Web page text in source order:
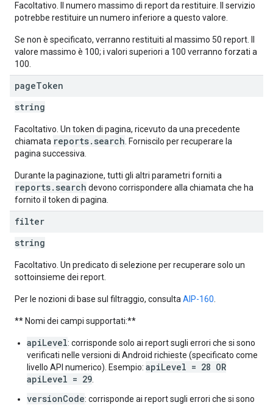
Facoltativo. Il numero massimo di report da restituire. Il servizio
potrebbe restituire un numero inferiore a questo valore.
Se non è specificato, verranno restituiti al massimo 50 report. Il
valore massimo è 100; i valori superiori a 100 verranno forzati a
100.
pageToken
string
Facoltativo. Un token di pagina, ricevuto da una precedente
chiamata reports.search . Forniscilo per recuperare la
pagina successiva.
Durante la paginazione, tutti gli altri parametri forniti a
reports.search devono corrispondere alla chiamata che ha
fornito il token di pagina.
filter
string
Facoltativo. Un predicato di selezione per recuperare solo un
sottoinsieme dei report.
Per le nozioni di base sul filtraggio, consulta AIP-160
** Nomi dei campi supportati:**
apiLevel: corrisponde solo ai report sugli errori che si sono
verificati nelle versioni di Android richieste (specificato come
livello API numerico). Esempio: apiLevel = 28 OR
apiLevel = 29
versionCode: corrisponde ai report sugli errori che si sono